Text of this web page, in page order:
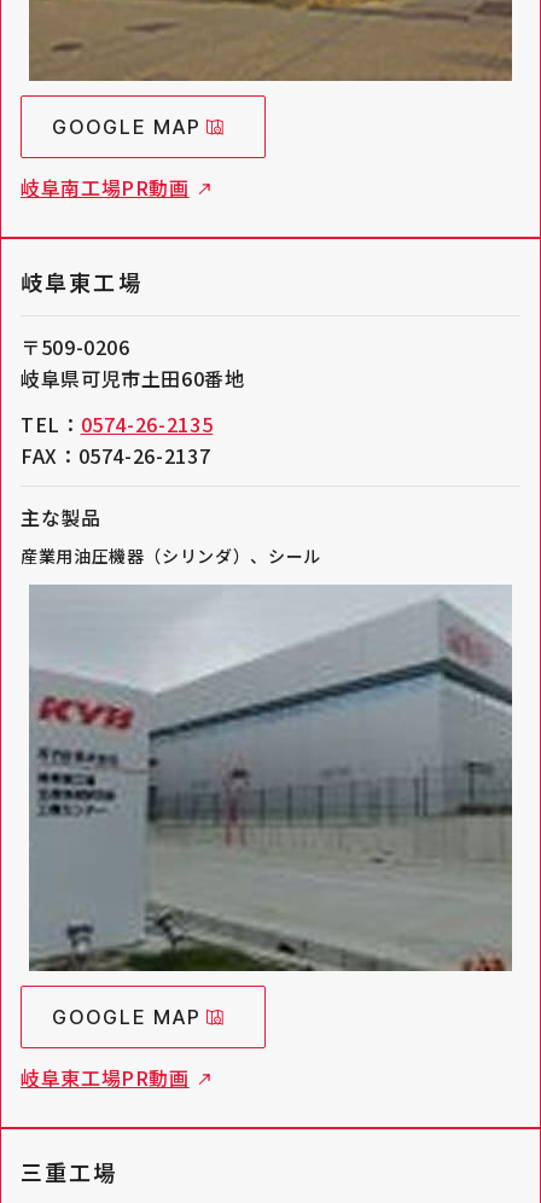
GOOGLE MAP
岐阜南工場PR動画
GOOGLE MAP
岐阜東工場PR動画
岐阜東工場
〒509-0206
岐阜県可児市土田60番地
TEL： 0574-26-2135
FAX：0574-26-2137
主な製品
産業用油圧機器（シリンダ）、シール
三重工場